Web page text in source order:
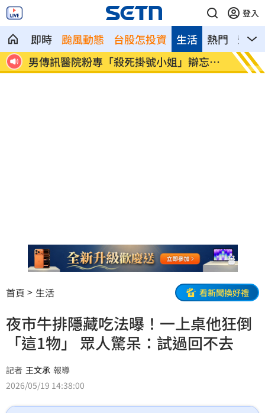
登入
即時 颱風動態 台股怎投資 熱門 影音
生活
光
男傳訊醫院粉專「殺死掛號小姐」辯忘吃
藥
晚飯
首頁 生活 看新聞換好禮
夜市牛排隱藏吃法曝！一上桌他狂倒
「這1物」 眾人驚呆：試過回不去
記者 王文承 報導
2026/05/19 14:38:00